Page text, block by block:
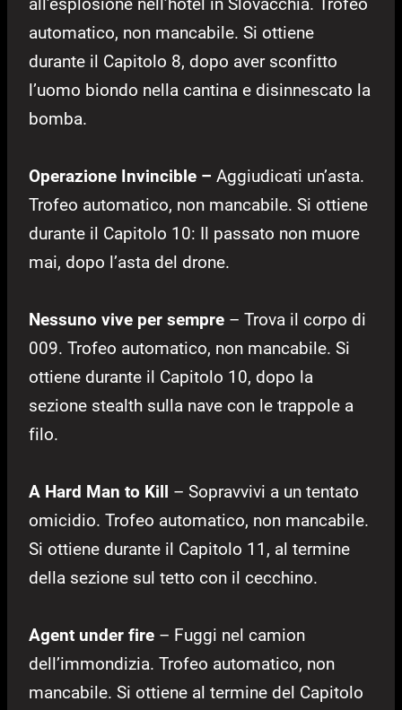
all’esplosione nell’hotel in Slovacchia. Trofeo
automatico, non mancabile. Si ottiene
durante il Capitolo 8, dopo aver sconfitto
l’uomo biondo nella cantina e disinnescato la
bomba.
Operazione Invincible – Aggiudicati un’asta.
Trofeo automatico, non mancabile. Si ottiene
durante il Capitolo 10: Il passato non muore
mai, dopo l’asta del drone.
Nessuno vive per sempre – Trova il corpo di
009. Trofeo automatico, non mancabile. Si
ottiene durante il Capitolo 10, dopo la
sezione stealth sulla nave con le trappole a
filo.
A Hard Man to Kill – Sopravvivi a un tentato
omicidio. Trofeo automatico, non mancabile.
Si ottiene durante il Capitolo 11, al termine
della sezione sul tetto con il cecchino.
Agent under fire – Fuggi nel camion
dell’immondizia. Trofeo automatico, non
mancabile. Si ottiene al termine del Capitolo